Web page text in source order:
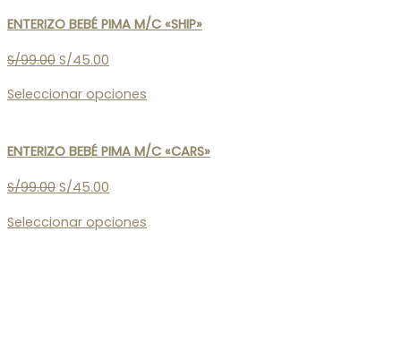
ENTERIZO BEBÉ PIMA M/C «SHIP»
S/99.00 S/45.00
Seleccionar opciones
ENTERIZO BEBÉ PIMA M/C «CARS»
S/99.00 S/45.00
Seleccionar opciones